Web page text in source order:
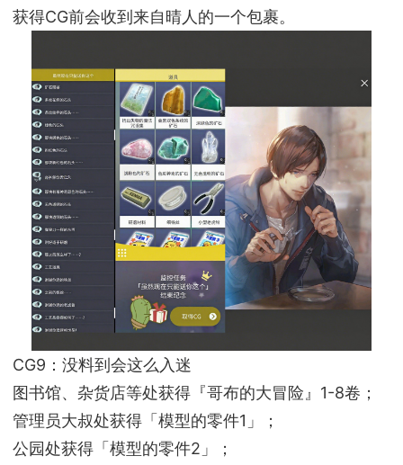
获得CG前会收到来自晴人的一个包裹。
CG9：没料到会这么入迷
图书馆、杂货店等处获得『哥布的大冒险』1-8卷；
管理员大叔处获得「模型的零件1」；
公园处获得「模型的零件2」；